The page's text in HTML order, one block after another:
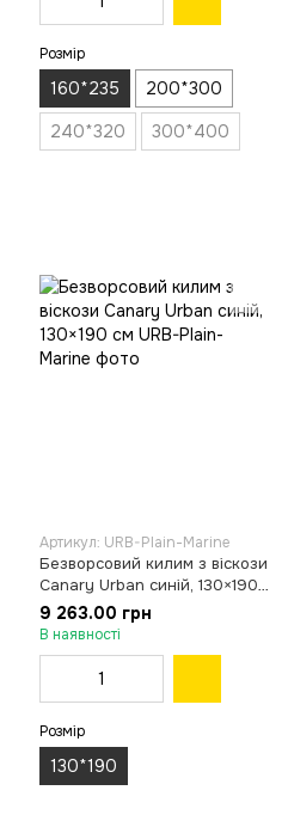
Розмір
160*235
200*300
240*320
300*400
Артикул: URB-Plain-Marine
Безворсовий килим з віскози
Canary Urban синій, 130×190
см
9 263.00 грн
В наявності
Розмір
130*190